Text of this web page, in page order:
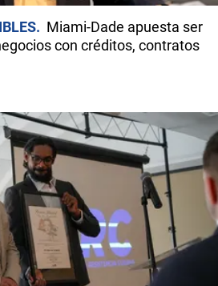
Miami-Dade apuesta ser
con créditos, contratos